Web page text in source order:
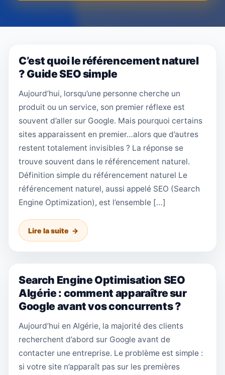
C’est quoi le référencement naturel
? Guide SEO simple
Aujourd’hui, lorsqu’une personne cherche un
produit ou un service, son premier réflexe est
souvent d’aller sur Google. Mais pourquoi certains
sites apparaissent en premier…alors que d’autres
restent totalement invisibles ? La réponse se
trouve souvent dans le référencement naturel.
Définition simple du référencement naturel Le
référencement naturel, aussi appelé SEO (Search
Engine Optimization), est l’ensemble […]
Lire la suite
Search Engine Optimisation SEO
Algérie : comment apparaître sur
Google avant vos concurrents ?
Aujourd’hui en Algérie, la majorité des clients
recherchent d’abord sur Google avant de
contacter une entreprise. Le problème est simple :
si votre site n’apparaît pas sur les premières